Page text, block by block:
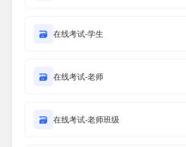
🗃 在线考试-学生
🗃 在线考试-老师
🗃 在线考试-老师班级